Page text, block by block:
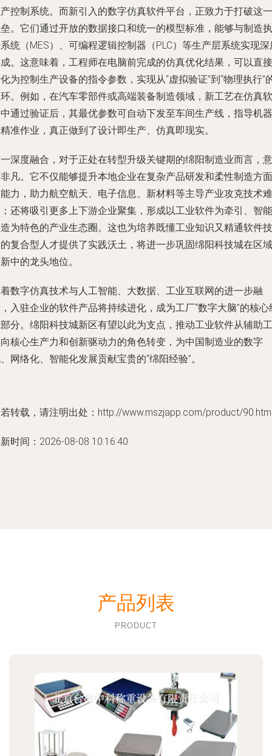
控制系统。而新引入的数字仿真软件平台，正致力于打破这一
。它们通过开放的数据接口和统一的模型标准，能够与制造执
统（MES）、可编程逻辑控制器（PLC）等生产层系统实现深
。这意味着，工程师在电脑前完成的仿真优化结果，可以直接
为控制生产设备的指令参数，实现从“虚拟验证”到“物理执行”
。例如，在汽车零部件或高端装备制造领域，新工艺在仿真软
通过验证后，其最优参数可自动下发至车间生产线，指导机器
准作业，真正做到了设计即生产、仿真即现实。
深度融合，对于正处在转型升级关键期的绵阳制造业而言，意
凡。它不仅能够提升本地企业在复杂产品研发和柔性制造方面
力，助力航空航天、电子信息、新材料等主导产业攻克技术难
还将吸引更多上下游企业聚集，形成以工业软件为牵引、智能
为特色的产业生态圈。这也为培养既懂工业知识又精通软件技
复合型人才提供了实践沃土，将进一步巩固绵阳科技城在区域
中的龙头地位。
数字仿真技术与人工智能、大数据、工业互联网的进一步融
入驻企业的软件产品将持续进化，成为工厂“数字大脑”的核心
分。绵阳科技城新区有望以此为支点，推动工业软件从辅助工
核心生产力和创新驱动力的角色转变，为中国制造业的数字
网络化、智能化发展贡献宝贵的“绵阳经验”。
转载，请注明出处：http://www.mszjapp.com/product/
时间：2026-08-08 10:16:40
产品列表
PRODUCT